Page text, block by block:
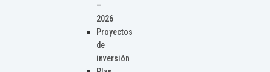
–
2026
Proyectos
de
inversión